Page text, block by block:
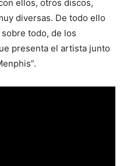
ellos, otros discos,
diversas. De todo ello
todo, de los
presenta el artista junto